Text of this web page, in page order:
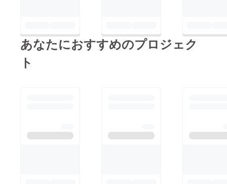
あなたにおすすめのプロジェク
ト